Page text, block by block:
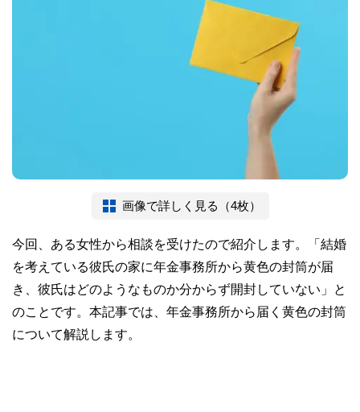
画像で詳しく見る（4枚）
今回、ある女性から相談を受けたので紹介します。「結婚
を考えている彼氏の家に年金事務所から黄色の封筒が届
き、彼氏はどのようなものか分からず開封していない」と
のことです。本記事では、年金事務所から届く黄色の封筒
について解説します。